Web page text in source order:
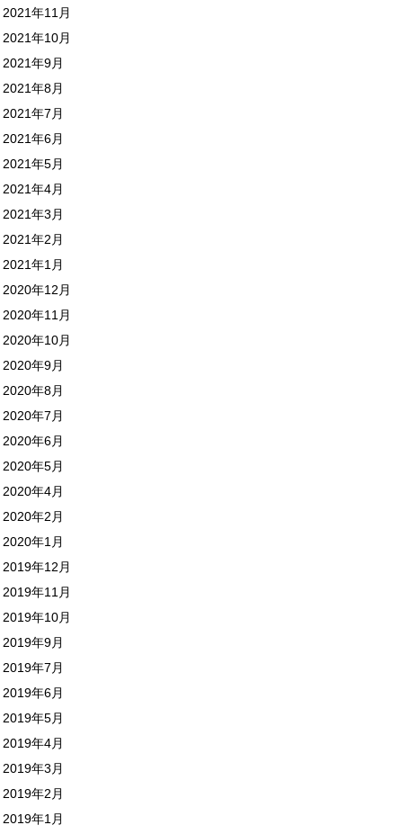
2021年11月
2021年10月
2021年9月
2021年8月
2021年7月
2021年6月
2021年5月
2021年4月
2021年3月
2021年2月
2021年1月
2020年12月
2020年11月
2020年10月
2020年9月
2020年8月
2020年7月
2020年6月
2020年5月
2020年4月
2020年2月
2020年1月
2019年12月
2019年11月
2019年10月
2019年9月
2019年7月
2019年6月
2019年5月
2019年4月
2019年3月
2019年2月
2019年1月